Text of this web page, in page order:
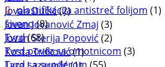
Jovan Dučić (2)
Jovan Jovanović Zmaj (3)
Jovan Sterija Popović (2)
Kosta Trifković(1)
plastifikacija antistreč folijom (1)
šiveno (8)
Tvrd(68)
Tvrd povez sa omotnicom (3)